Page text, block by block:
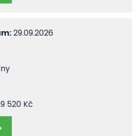
29.09.2026
520 Kč